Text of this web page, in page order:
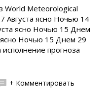
World Meteorological
Августа ясно Ночью 14
ясно Ночью 15 Днем
ясно Ночью 15 Днем 29
прогноза
+ Комментировать